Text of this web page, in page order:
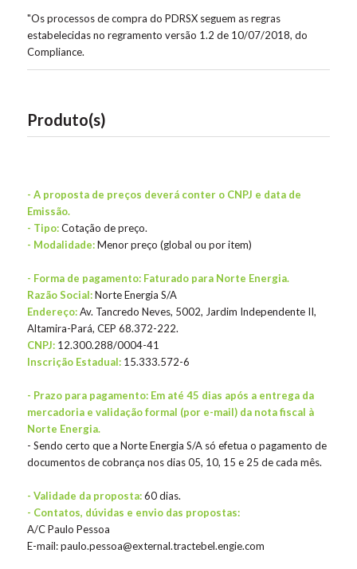
"Os processos de compra do PDRSX seguem as regras
estabelecidas no regramento versão 1.2 de 10/07/2018, do
Compliance.
Produto(s)
- A proposta de preços deverá conter o CNPJ e data de
Emissão.
- Tipo:Cotação de preço.
- Modalidade:Menor preço (global ou por item)
- Forma de pagamento: Faturado para Norte Energia.
Razão Social:Norte Energia S/A
Endereço:Av. Tancredo Neves, 5002, Jardim Independente II,
Altamira-Pará, CEP 68.372-222.
CNPJ:12.300.288/0004-41
Inscrição Estadual:15.333.572-6
- Prazo para pagamento: Em até 45 dias após a entrega da
mercadoria e validação formal (por e-mail) da nota fiscal à
Norte Energia.
- Sendo certo que a Norte Energia S/A só efetua o pagamento de
documentos de cobrança nos dias 05, 10, 15 e 25 de cada mês.
- Validade da proposta:60 dias.
- Contatos, dúvidas e envio das propostas:
A/C Paulo Pessoa
E-mail: paulo.pessoa@external.tractebel.engie.com